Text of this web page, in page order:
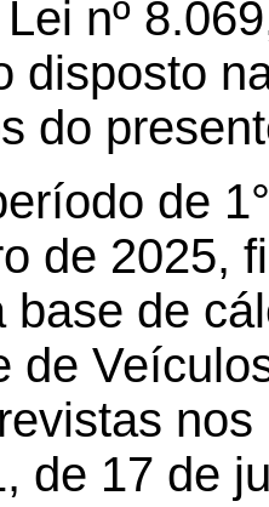
nº
disposto
do
de
de 2025,
base de
de
de 17 de